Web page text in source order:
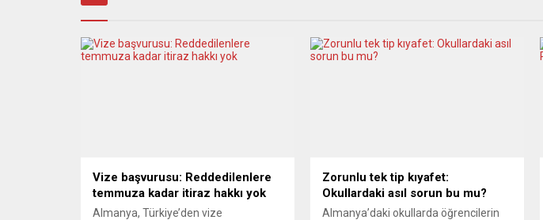
Vize başvurusu: Reddedilenlere
temmuza kadar itiraz hakkı yok
Almanya, Türkiye’den vize
Zorunlu tek tip kıyafet:
Okullardaki asıl sorun bu mu?
Almanya’daki okullarda öğrencilerin